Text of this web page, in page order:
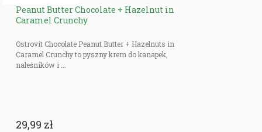
Peanut Butter Chocolate + Hazelnut in
Caramel Crunchy
Ostrovit Chocolate Peanut Butter + Hazelnuts in
Caramel Crunchy to pyszny krem ​​do kanapek,
naleśników i ...
29,99 zł